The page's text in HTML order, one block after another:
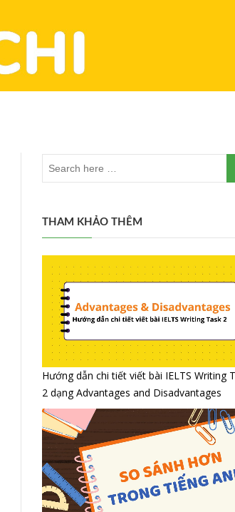
THAM KHẢO THÊM
Hướng dẫn chi tiết viết bài IELTS Writing
2 dạng Advantages and Disadvantages